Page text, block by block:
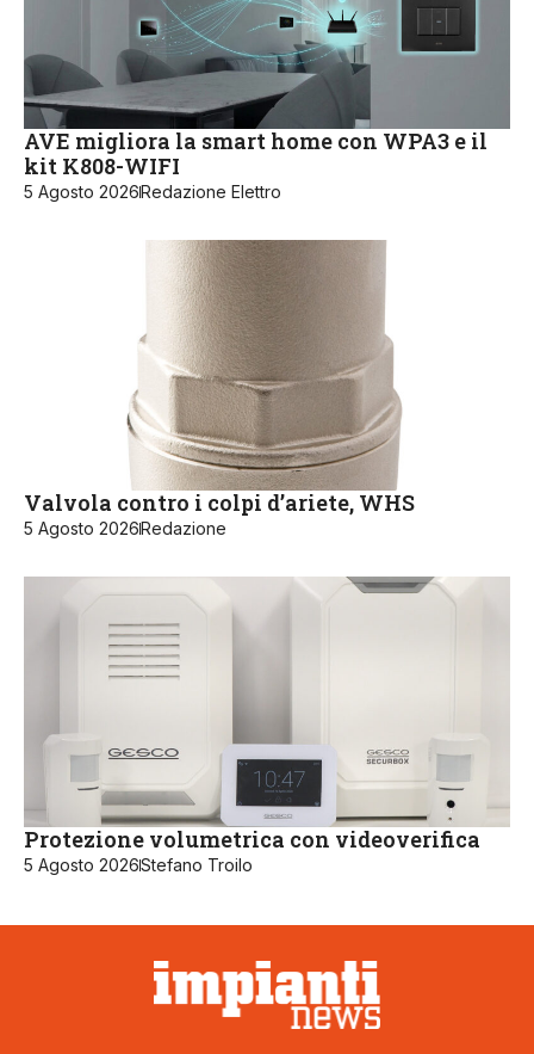
AVE migliora la smart home con WPA3 e il
kit K808-WIFI
5 Agosto 2026Redazione Elettro
Valvola contro i colpi d’ariete, WHS
5 Agosto 2026Redazione
Protezione volumetrica con videoverifica
5 Agosto 2026Stefano Troilo